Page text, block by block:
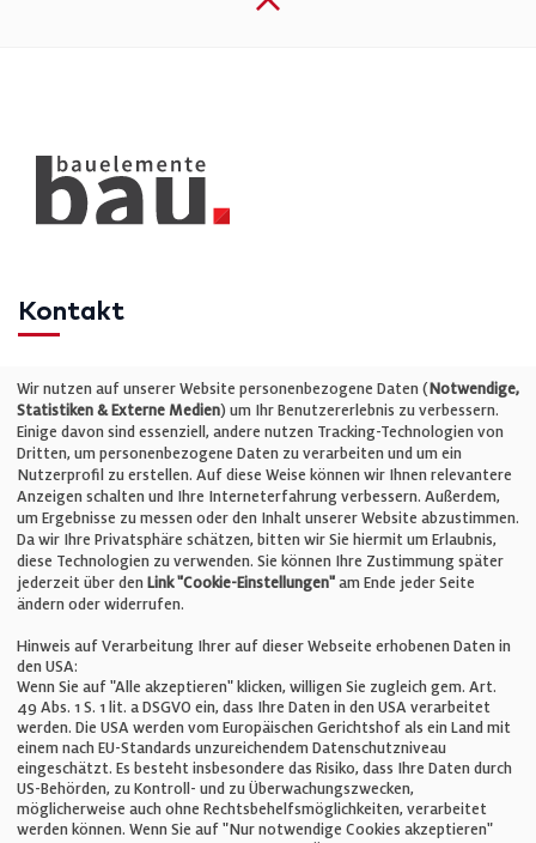
Kontakt
Telefon: +49 (0)711 2585563-0
E-Mail:info@bauelemente-bau.eu
Unternehmen
Impressum
Cookie-Einstellungen
AGB
Wir nutzen auf unserer Website personenbezogene Daten (Notwendige,
Statistiken & Externe Medien) um Ihr Benutzererlebnis zu verbessern.
Einige davon sind essenziell, andere nutzen Tracking-Technologien von
Dritten, um personenbezogene Daten zu verarbeiten und um ein
Nutzerprofil zu erstellen. Auf diese Weise können wir Ihnen relevantere
Anzeigen schalten und Ihre Interneterfahrung verbessern. Außerdem,
um Ergebnisse zu messen oder den Inhalt unserer Website abzustimmen.
Da wir Ihre Privatsphäre schätzen, bitten wir Sie hiermit um Erlaubnis,
diese Technologien zu verwenden. Sie können Ihre Zustimmung später
jederzeit über den Link "Cookie-Einstellungen" am Ende jeder Seite
ändern oder widerrufen.
Hinweis auf Verarbeitung Ihrer auf dieser Webseite erhobenen Daten in
den USA:
Wenn Sie auf "Alle akzeptieren" klicken, willigen Sie zugleich gem. Art.
49 Abs. 1 S. 1 lit. a DSGVO ein, dass Ihre Daten in den USA verarbeitet
werden. Die USA werden vom Europäischen Gerichtshof als ein Land mit
einem nach EU-Standards unzureichendem Datenschutzniveau
eingeschätzt. Es besteht insbesondere das Risiko, dass Ihre Daten durch
US-Behörden, zu Kontroll- und zu Überwachungszwecken,
möglicherweise auch ohne Rechtsbehelfsmöglichkeiten, verarbeitet
werden können. Wenn Sie auf "Nur notwendige Cookies akzeptieren"